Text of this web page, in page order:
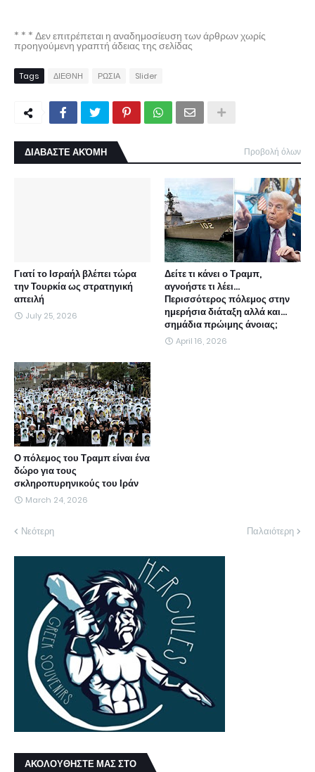
* * * Δεν επιτρέπεται η αναδημοσίευση των άρθρων χωρίς
προηγούμενη γραπτή άδειας της σελίδας
Tags ΔΙΕΘΝΗ ΡΩΣΙΑ Slider
ΔΙΑΒΑΣΤΕ ΑΚΌΜΗ Προβολή όλων
Γιατί το Ισραήλ βλέπει τώρα
την Τουρκία ως στρατηγική
απειλή
July 25, 2026
Δείτε τι κάνει ο Τραμπ,
αγνοήστε τι λέει...
Περισσότερος πόλεμος στην
ημερήσια διάταξη αλλά και...
σημάδια πρώιμης άνοιας;
April 16, 2026
Ο πόλεμος του Τραμπ είναι ένα
δώρο για τους
σκληροπυρηνικούς του Ιράν
March 24, 2026
Νεότερη Παλαιότερη
ΑΚΟΛΟΥΘΗΣΤΕ ΜΑΣ ΣΤΟ